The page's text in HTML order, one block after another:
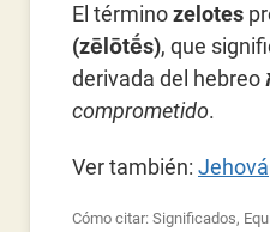
El términozelotes
(zēlōtḗs), que
derivada del hebreo
comprometido.
Ver también: Jehová
Cómo citar: Significados,